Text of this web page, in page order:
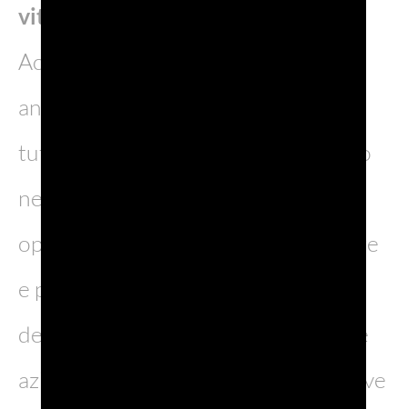
vita
Accordarsi alla sostenibilità significa
anche creare valore condiviso per
tutte le parti interessate, investendo
nelle comunità, dando pari
opportunità agli operatori del settore
e promuovendo una cultura
dell’innovazione e dell’inclusione. Le
aziende possono così sbloccare nuove